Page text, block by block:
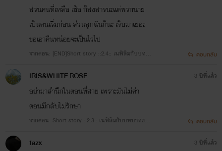
ส่วนคนที่เหลือ เฮ้อ ก็สงสารนะแต่พวกนาย
เป็นคนเริ่มก่อน ส่วนลูกฉันก็นะ เจ็บมาเยอะ
ขอเอาคืนหน่อยจะเป็นไรไป
จากตอน: [END]Short story ::2.4:: เนฟิลิมกับบทบา
Manipulation/suicide/toxic relationship
ตอบกลับ
IRIS&WHITE ROSE
อย่ามาสำนึกในตอนที่สาย เพราะมันไม่ค่า
ตอนมีกลับไม่รักษา
จากตอน: Short story ::2.3:: เนฟิลิมกับบทบาทของ
3 ปีที่แล้ว
ตอบกลับ
fazx 3 ปีที่แล้ว